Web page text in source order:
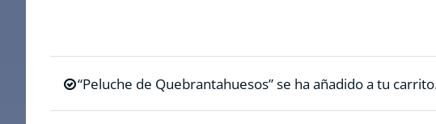
“Peluche de Quebrantahuesos” se ha añadido a tu